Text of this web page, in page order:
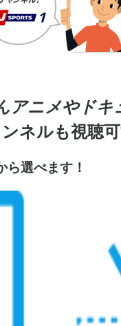
アニメやド
ネルも視聴可
選べます！